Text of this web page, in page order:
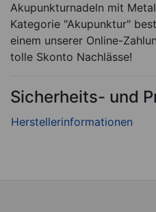
Akupunkturnadeln mit
Kategorie "Akupunktur"
einem unserer Online-
tolle Skonto Nachlässe!
Sicherheits- und